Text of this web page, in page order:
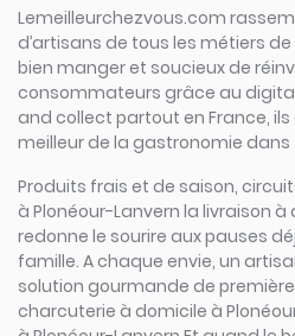
Lemeilleurchezvous.com
d’artisans de tous les métiers
bien manger et soucieux de
consommateurs grâce au
and collect partout en France,
meilleur de la gastronomie
Produits frais et de saison,
à Plonéour-Lanvern la livraison
redonne le sourire aux pauses
famille. A chaque envie, un
solution gourmande de
charcuterie à domicile à